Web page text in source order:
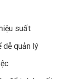
suất
dễ quản lý